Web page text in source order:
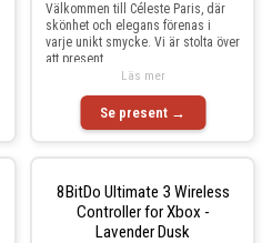
Välkommen till Céleste Paris, där
skönhet och elegans förenas i
varje unikt smycke. Vi är stolta över
att present
Se present →
Läs mer
8BitDo Ultimate 3 Wireless
Controller for Xbox -
Lavender Dusk